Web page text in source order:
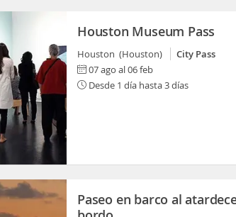
Houston Museum Pass
Houston (Houston)
City Pass
07 ago al 06 feb
Desde 1 día hasta 3 días
Paseo en barco al